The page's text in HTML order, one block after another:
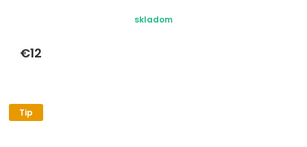
skladom
€12
Tip